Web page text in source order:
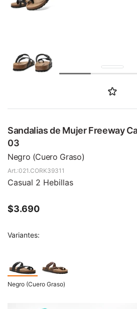
Sandalias de Mujer Freeway
03
Negro (Cuero Graso)
021.CORK39311
Casual 2 Hebillas
$3.690
Variantes:
Negro (Cuero Graso)